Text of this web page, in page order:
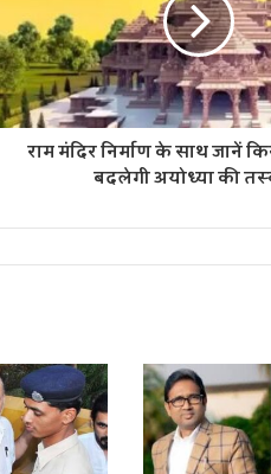
राम मंदिर निर्माण के साथ जानें
बदलेगी अयोध्या की